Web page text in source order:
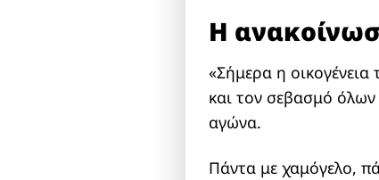
Η
«Σήμερα η
και τον σεβασμό
αγώνα.
Πάντα με χαμόγελο,